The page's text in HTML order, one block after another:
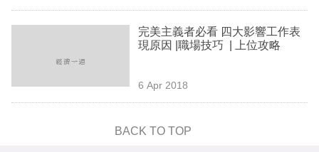
欄
完美主義者必看 四大影響工作表
現原因 |職場技巧 | 上位攻略
6 Apr 2018
BACK TO TOP